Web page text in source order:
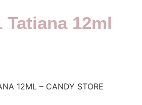
Tatiana 12ml
12ML – CANDY STORE